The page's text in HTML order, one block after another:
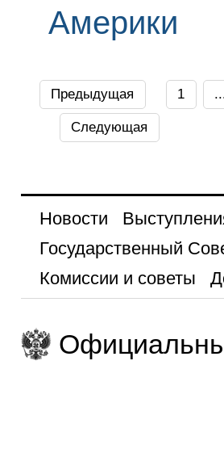
Америки
Предыдущая 1
Следующая
Новости
Государственный
Комиссии и советы